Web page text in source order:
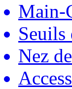
Main-
Seuils
Nez